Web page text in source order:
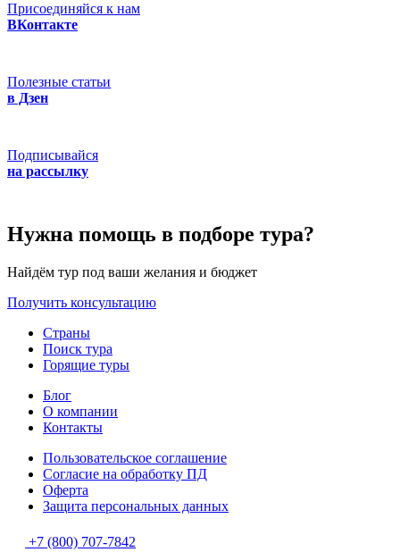
Присоединяйся к нам
ВКонтакте
Полезные статьи
в Дзен
Подписывайся
на рассылку
Нужна помощь в подборе тура?
Найдём тур под ваши желания и бюджет
Получить консультацию
Страны
Поиск тура
Горящие туры
Блог
О компании
Контакты
Пользовательское соглашение
Согласие на обработку ПД
Оферта
Защитa персональных данных
+7 (800) 707-7842